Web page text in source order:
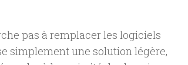
pas à remplacer les logiciels
simplement une solution légère,